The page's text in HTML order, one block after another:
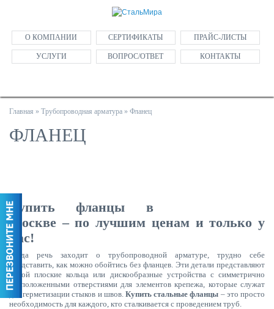
О КОМПАНИИ СЕРТИФИКАТЫ ПРАЙС-ЛИСТЫ
УСЛУГИ ВОПРОС/ОТВЕТ КОНТАКТЫ
Главная » Трубопроводная арматура » Фланец
ФЛАНЕЦ
Купить фланцы в
Москве – по лучшим ценам и только у
нас!
Когда речь заходит о трубопроводной арматуре, трудно себе
представить, как можно обойтись без фланцев. Эти детали представляют
собой плоские кольца или дискообразные устройства с симметрично
расположенными отверстиями для элементов крепежа, которые служат
для герметизации стыков и швов. Купить стальные фланцы – это просто
необходимость для каждого, кто сталкивается с проведением труб.